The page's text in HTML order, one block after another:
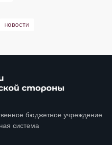
новости
бюджетное учреждение
система